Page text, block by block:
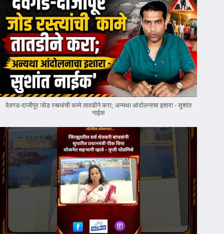
देवगड-दाजीपूर जोड रस्त्यांची कामे तातडीने करा; अन्यथा आंदोलनाचा इशारा - सुशांत
नाईक